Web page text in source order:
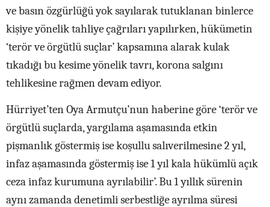
ve basın özgürlüğü yok sayılarak tutuklanan binlerce
kişiye yönelik tahliye çağrıları yapılırken, hükümetin
‘terör ve örgütlü suçlar’ kapsamına alarak kulak
tıkadığı bu kesime yönelik tavrı, korona salgını
tehlikesine rağmen devam ediyor.
Hürriyet’ten Oya Armutçu’nun haberine göre ‘terör ve
örgütlü suçlarda, yargılama aşamasında etkin
pişmanlık göstermiş ise koşullu salıverilmesine 2 yıl,
infaz aşamasında göstermiş ise 1 yıl kala hükümlü açık
ceza infaz kurumuna ayrılabilir’. Bu 1 yıllık sürenin
aynı zamanda denetimli serbestliğe ayrılma süresi